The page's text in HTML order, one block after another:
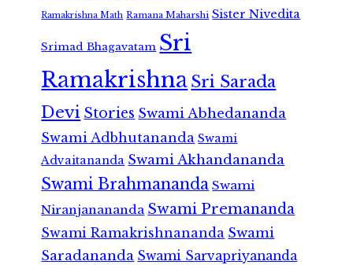
Ramakrishna Math Ramana Maharshi Sister Nivedita
Srimad Bhagavatam Sri
RamakrishnaSri Sarada
Devi Stories Swami Abhedananda
Swami Adbhutananda Swami
Advaitananda Swami Akhandananda
Swami Brahmananda Swami
Niranjanananda Swami Premananda
Swami Ramakrishnananda Swami
Saradananda Swami Sarvapriyananda